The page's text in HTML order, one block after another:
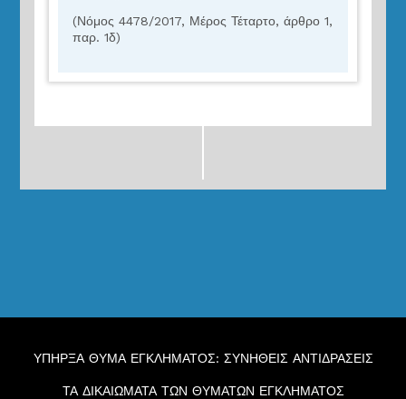
(Νόμος 4478/2017, Μέρος Τέταρτο, άρθρο 1,
παρ. 1δ)
ΥΠΗΡΞΑ ΘΥΜΑ ΕΓΚΛΗΜΑΤΟΣ: ΣΥΝΗΘΕΙΣ ΑΝΤΙΔΡΑΣΕΙΣ
ΤΑ ΔΙΚΑΙΩΜΑΤΑ ΤΩΝ ΘΥΜΑΤΩΝ ΕΓΚΛΗΜΑΤΟΣ